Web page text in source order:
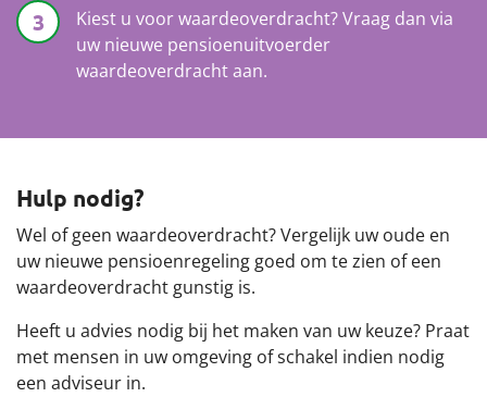
Kiest u voor waardeoverdracht? Vraag dan via
uw nieuwe pensioenuitvoerder
waardeoverdracht aan.
Hulp nodig?
Wel of geen waardeoverdracht? Vergelijk uw oude en
uw nieuwe pensioenregeling goed om te zien of een
waardeoverdracht gunstig is.
Heeft u advies nodig bij het maken van uw keuze? Praat
met mensen in uw omgeving of schakel indien nodig
een adviseur in.